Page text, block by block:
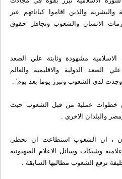
والبشرية والذين اقاموا كياناتهم عبر
الانسان والشعوب وتجاهل حقوق
الاسلامية مشهودة وثابتة علي الصعد
الصعد الدولية والاقليمية والعالم
لدي الشعوب وتبرز يوما بعد يوم' .
خطوات عملية من قبل الشعوب حيث
والبلدان الاخري .
، ان الشعوب استطاعت ان تحظي
وشبكات وسائل الاعلام الصهيونية
ترفع الشعوب مطالبها السابقة .